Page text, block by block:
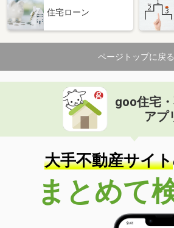
住宅ローン
ページトップに戻る
goo住宅
アプ
大手不動産サイト
まとめて